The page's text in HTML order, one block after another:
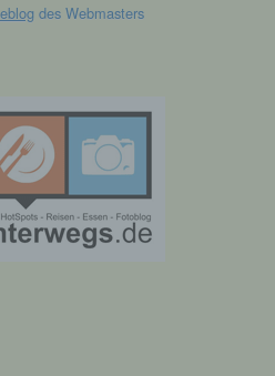
des Webmasters
auf einem
und Server verwenden
enthalten eine sogenannte
ID ist eine eindeutige
Sie besteht aus einer
Internetseiten und
den individuellen
Person von anderen